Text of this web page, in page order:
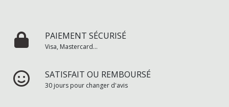
PAIEMENT SÉCURISÉ
Visa, Mastercard...
SATISFAIT OU REMBOURSÉ
30 jours pour changer d'avis